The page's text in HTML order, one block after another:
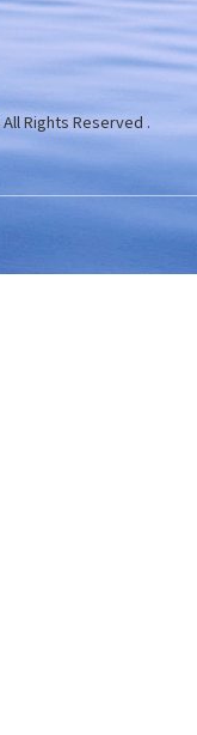
All Rights Reserved .